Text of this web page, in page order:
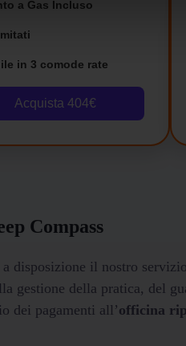
a Gas Incluso
in 3 comode rate
Acquista 404€
Compass
disposizione il nostro
gestione della pratica, del
dei pagamenti all’officina